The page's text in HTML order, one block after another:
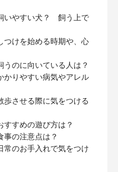
いやすい犬？ 飼う上で
つけを始める時期や、心
うのに向いている人は？
かりやすい病気やアレル
歩させる際に気をつける
すすめの遊び方は？
事の注意点は？
常のお手入れで気をつけ